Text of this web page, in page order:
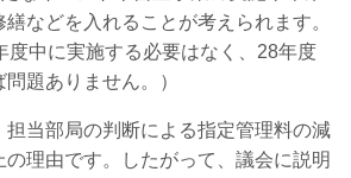
などを入れることが考えられます。
度中に実施する必要はなく、28年度
題ありません。）
当部局の判断による指定管理料の減
理由です。したがって、議会に説明